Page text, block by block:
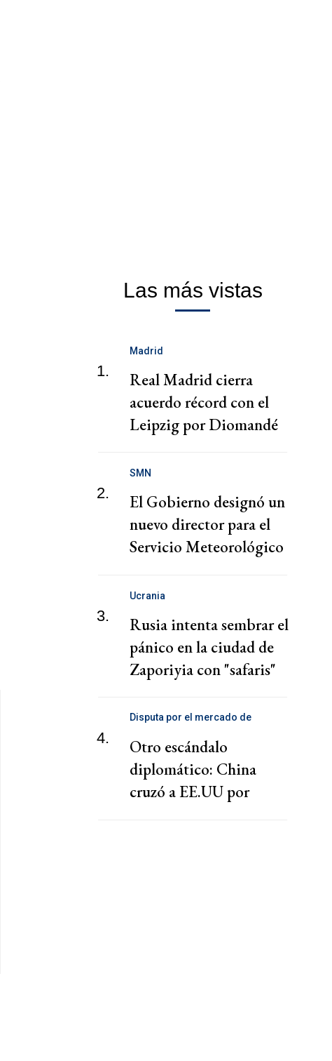
Las más vistas
1.
Madrid
Real Madrid cierra
acuerdo récord con el
Leipzig por Diomandé
2.
SMN
El Gobierno designó un
nuevo director para el
Servicio Meteorológico
3.
Ucrania
Rusia intenta sembrar el
pánico en la ciudad de
Zaporiyia con "safaris"
4.
Disputa por el mercado de
Otro escándalo
diplomático: China
cruzó a EE.UU por